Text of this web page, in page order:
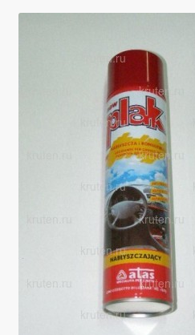
Мой аккаунт
Политика в отношении
Производители
Юридические данные